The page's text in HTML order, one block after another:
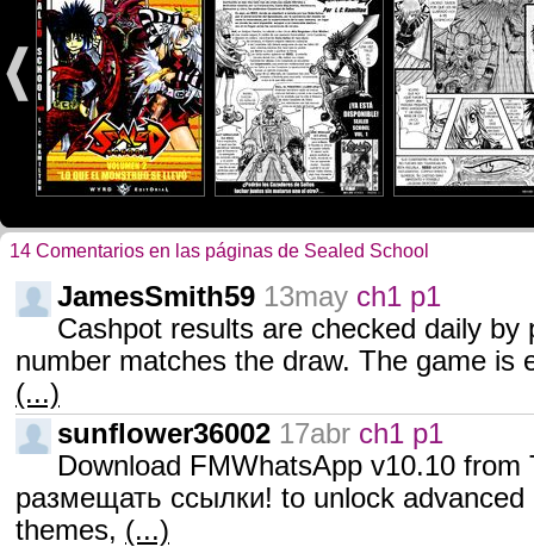
14 Comentarios en las páginas de Sealed School
JamesSmith59 13may ch1 p1
Cashpot results are checked daily by
number matches the draw. The game
(...)
sunflower36002 17abr ch1 p1
Download FMWhatsApp v10.10 from
размещать ссылки! to unlock
themes, (...)